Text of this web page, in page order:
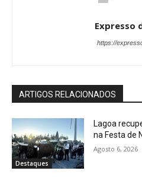
Expresso
https://
ARTIGOS RELACIONADOS
Destaques
Lagoa
na Festa de
Agosto 6, 2026